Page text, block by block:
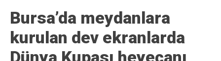
Bursa’da meydanlara
kurulan dev ekranlarda
Dünya Kupası heyecanı